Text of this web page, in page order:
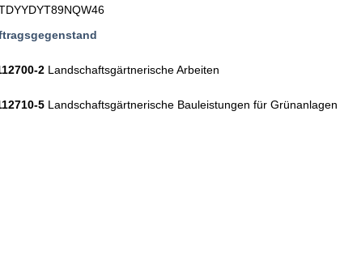
2 Landschaftsgärtnerische Arbeiten
5 Landschaftsgärtnerische Bauleistungen für Grünanlagen